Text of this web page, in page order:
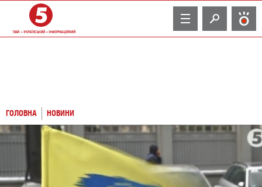
TV
ГОЛОВНА НОВИНИ